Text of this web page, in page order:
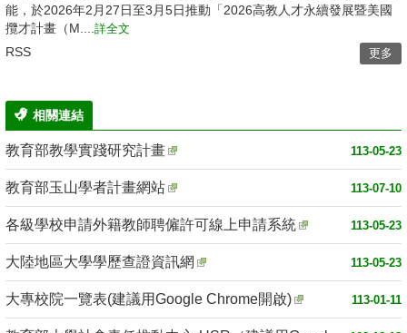
能，於2026年2月27日至3月5日推動「2026高教人才永續發展暨美國
攬才計畫（M.... 詳全文
RSS 更多
相關連結
113-05-23
教育部教學實踐研究計畫
113-07-10
教育部玉山學者計畫網站
113-05-23
各級學校申請外籍教師聘僱許可線上申請系統
113-05-23
大陸地區大學學歷查證資訊網
113-01-11
大專校院一覽表(建議用Google Chrome開啟)